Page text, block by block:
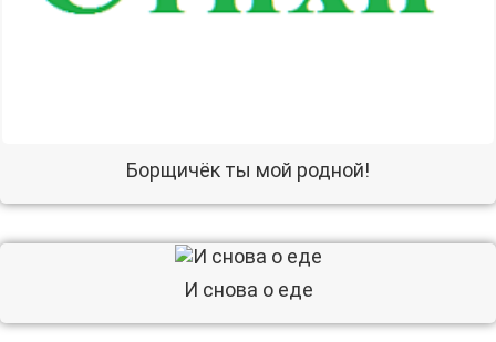
Борщичёк ты мой родной!
И снова о еде